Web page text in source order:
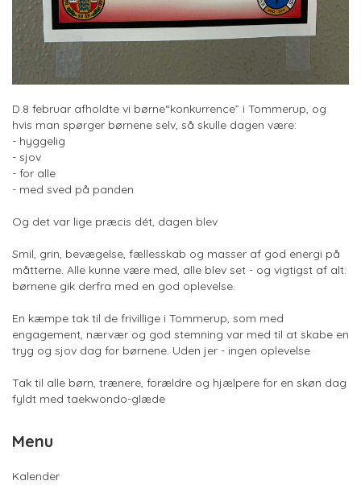
D.8 februar afholdte vi børne“konkurrence” i Tommerup, og
hvis man spørger børnene selv, så skulle dagen være:
- hyggelig
- sjov
- for alle
- med sved på panden
Og det var lige præcis dét, dagen blev
Smil, grin, bevægelse, fællesskab og masser af god energi på
måtterne. Alle kunne være med, alle blev set - og vigtigst af alt:
børnene gik derfra med en god oplevelse.
En kæmpe tak til de frivillige i Tommerup, som med
engagement, nærvær og god stemning var med til at skabe en
tryg og sjov dag for børnene. Uden jer - ingen oplevelse
Tak til alle børn, trænere, forældre og hjælpere for en skøn dag
fyldt med taekwondo-glæde
Menu
Kalender